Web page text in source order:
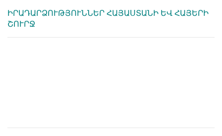
ԻՐԱԴԱՐՁՈՒԹՅՈՒՆՆԵՐ ՀԱՅԱՍՏԱՆԻ ԵՎ ՀԱՅԵՐԻ
ՇՈՒՐՋ